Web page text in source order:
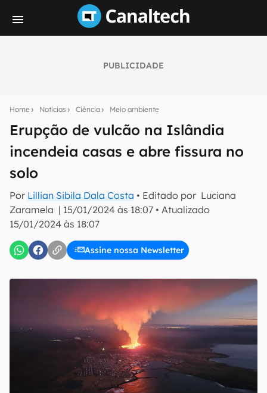
PUBLICIDADE
Home Notícias Ciência Meio ambiente
Erupção de vulcão na Islândia
incendeia casas e abre fissura no
solo
Por Lillian Sibila Dala Costa • Editado por Luciana
Zaramela | 15/01/2024 às 18:07 • Atualizado
15/01/2024 às 18:07
Assine nossa Newsletter
notícias e reviews sobre tecnologia em primeira
E-mail
inscreva-se
Uso e Política de Privacidade do Canaltech.